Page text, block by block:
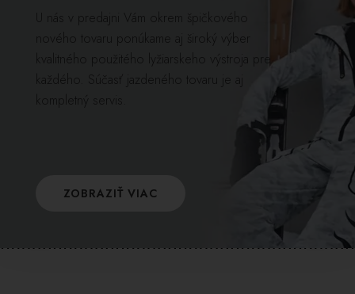
U nás v predajni Vám okrem špičkového
nového tovaru ponúkame aj široký výber
kvalitného použitého lyžiarskeho výstroja pre
každého. Súčasť jazdeného tovaru je aj
kompletný servis.
ZOBRAZIŤ VIAC